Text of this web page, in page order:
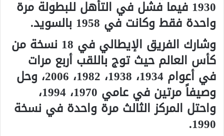
1930 فيما فشل في التأهل للبطولة مرة
واحدة فقط وكانت في 1958 بالسويد.
وشارك الفريق الإيطالي في 18 نسخة من
كأس العالم حيث توج باللقب أربع مرات
في أعوام 1934، 1938، 1982، 2006، وحل
وصيفاً مرتين في عامي 1970، 1994،
واحتل المركز الثالث مرة واحدة في نسخة
1990.